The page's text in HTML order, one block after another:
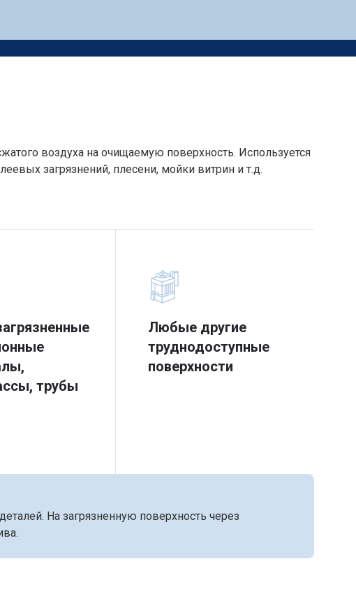
воздуха на очищаемую поверхность. Используется
загрязнений, плесени, мойки витрин и т.д.
трубы
Любые другие
труднодоступные
поверхности
На загрязненную поверхность через